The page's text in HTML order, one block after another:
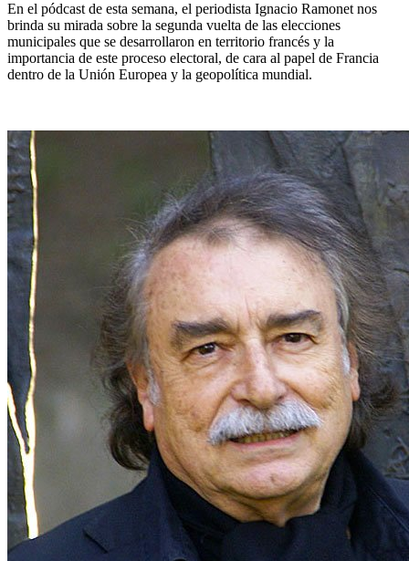
En el pódcast de esta semana, el periodista Ignacio Ramonet nos
brinda su mirada sobre la segunda vuelta de las elecciones
municipales que se desarrollaron en territorio francés y la
importancia de este proceso electoral, de cara al papel de Francia
dentro de la Unión Europea y la geopolítica mundial.